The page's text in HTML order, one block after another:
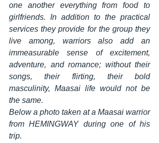
one another everything from food to
girlfriends. In addition to the practical
services they provide for the group they
live among, warriors also add an
immeasurable sense of excitement,
adventure, and romance; without their
songs, their flirting, their bold
masculinity, Maasai life would not be
the same.
Below a photo taken at a Maasai warrior
from HEMINGWAY during one of his
trip.